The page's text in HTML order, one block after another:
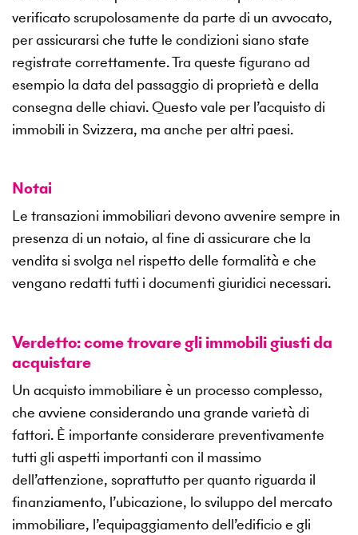
verificato scrupolosamente da parte di un avvocato,
per assicurarsi che tutte le condizioni siano state
registrate correttamente. Tra queste figurano ad
esempio la data del passaggio di proprietà e della
consegna delle chiavi. Questo vale per l’acquisto di
immobili in Svizzera, ma anche per altri paesi.
Notai
Le transazioni immobiliari devono avvenire sempre in
presenza di un notaio, al fine di assicurare che la
vendita si svolga nel rispetto delle formalità e che
vengano redatti tutti i documenti giuridici necessari.
Verdetto: come trovare gli immobili giusti da
acquistare
Un acquisto immobiliare è un processo complesso,
che avviene considerando una grande varietà di
fattori. È importante considerare preventivamente
tutti gli aspetti importanti con il massimo
dell’attenzione, soprattutto per quanto riguarda il
finanziamento, l’ubicazione, lo sviluppo del mercato
immobiliare, l’equipaggiamento dell’edificio e gli